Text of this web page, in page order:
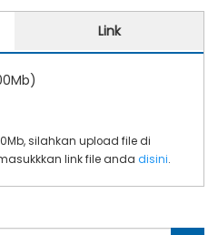
Link
silahkan upload file di
link file anda disini.